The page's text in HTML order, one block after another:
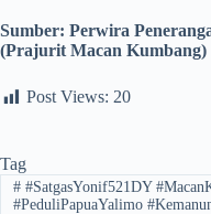
Sumber: Perwira
(Prajurit Macan Kumbang)
Post Views: 20
Tag
##SatgasYonif521DY
#PeduliPapuaYalimo